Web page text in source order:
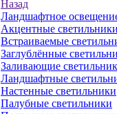
Назад
Ландшафтное
Акцентные светильники
Встраиваемые
Заглублённые
Заливающие
Ландшафтные
Настенные светильники
Палубные светильники